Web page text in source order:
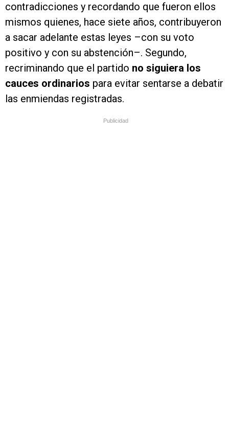
contradicciones y recordando que fueron ellos
mismos quienes, hace siete años, contribuyeron
a sacar adelante estas leyes –con su voto
positivo y con su abstención–. Segundo,
recriminando que el partido no siguiera los
cauces ordinarios para evitar sentarse a debatir
las enmiendas registradas.
Publicidad